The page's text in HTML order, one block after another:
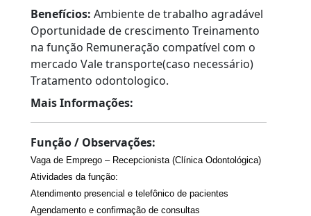
Benefícios: Ambiente de trabalho agradável
Oportunidade de crescimento Treinamento
na função Remuneração compatível com o
mercado Vale transporte(caso necessário)
Tratamento odontologico.
Mais Informações:
Função / Observações:
Vaga de Emprego – Recepcionista (Clínica Odontológica)
Atividades da função:
Atendimento presencial e telefônico de pacientes
Agendamento e confirmação de consultas